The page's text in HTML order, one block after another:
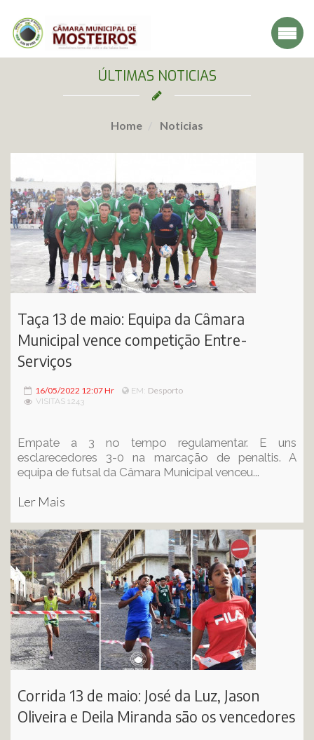
ÚLTIMAS NOTICIAS
Home Noticias
Taça 13 de maio: Equipa da Câmara
Municipal vence competição Entre-
Serviços
16/05/2022 12:07 Hr EM: Desporto
VISITAS 1243
Empate a 3 no tempo regulamentar. E uns
esclarecedores 3-0 na marcação de penaltis. A
equipa de futsal da Câmara Municipal venceu...
Ler Mais
Corrida 13 de maio: José da Luz, Jason
Oliveira e Deila Miranda são os vencedores